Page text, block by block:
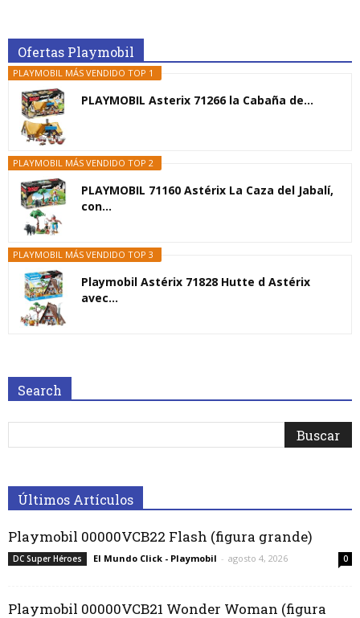
Ofertas Playmobil
PLAYMOBIL MÁS VENDIDO TOP 1
PLAYMOBIL Asterix 71266 la Cabaña de...
PLAYMOBIL MÁS VENDIDO TOP 2
PLAYMOBIL 71160 Astérix La Caza del Jabalí,
con...
PLAYMOBIL MÁS VENDIDO TOP 3
Playmobil Astérix 71828 Hutte d Astérix
avec...
Search
Últimos Artículos
Playmobil 00000VCB22 Flash (figura grande)
DC Super Héroes El Mundo Click - Playmobil - agosto 4, 2026 0
Playmobil 00000VCB21 Wonder Woman (figura